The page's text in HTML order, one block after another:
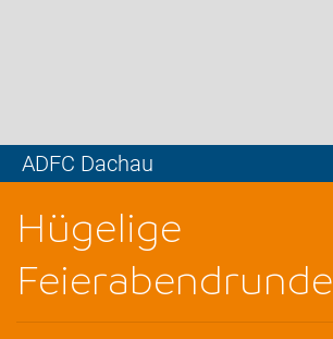
ADFC Dachau
Hügelige
Feierabendrunde